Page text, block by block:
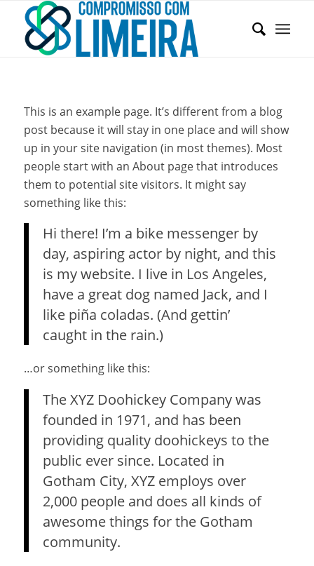
This is an example page. It’s different from a blog
post because it will stay in one place and will show
up in your site navigation (in most themes). Most
people start with an About page that introduces
them to potential site visitors. It might say
something like this:
Hi there! I’m a bike messenger by
day, aspiring actor by night, and this
is my website. I live in Los Angeles,
have a great dog named Jack, and I
like piña coladas. (And gettin’
caught in the rain.)
…or something like this:
The XYZ Doohickey Company was
founded in 1971, and has been
providing quality doohickeys to the
public ever since. Located in
Gotham City, XYZ employs over
2,000 people and does all kinds of
awesome things for the Gotham
community.